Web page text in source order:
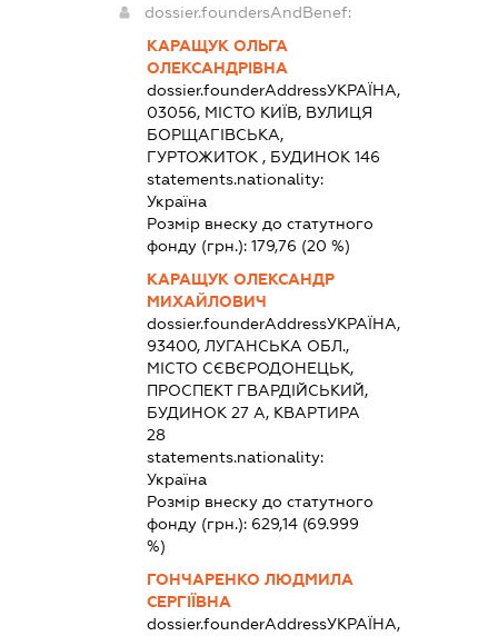
dossier.foundersAndBenef:
КАРАЩУК ОЛЬГА
ОЛЕКСАНДРІВНА
dossier.founderAddressУКРАЇНА,
03056, МІСТО КИЇВ, ВУЛИЦЯ
БОРЩАГІВСЬКА,
ГУРТОЖИТОК , БУДИНОК 146
statements.nationality:
Україна
Розмір внеску до статутного
фонду (грн.):179,76 (20 %)
КАРАЩУК ОЛЕКСАНДР
МИХАЙЛОВИЧ
dossier.founderAddressУКРАЇНА,
93400, ЛУГАНСЬКА ОБЛ.,
МІСТО СЄВЄРОДОНЕЦЬК,
ПРОСПЕКТ ГВАРДІЙСЬКИЙ,
БУДИНОК 27 А, КВАРТИРА
28
statements.nationality:
Україна
Розмір внеску до статутного
фонду (грн.): 629,14 (69.999
%)
ГОНЧАРЕНКО ЛЮДМИЛА
СЕРГІЇВНА
dossier.founderAddressУКРАЇНА,